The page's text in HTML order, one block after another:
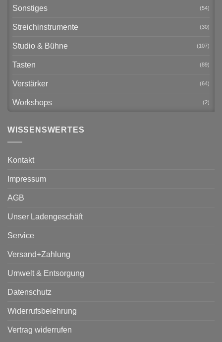
Sonstiges (54)
Streichinstrumente (30)
Studio & Bühne (107)
Tasten (89)
Verstärker (64)
Workshops (2)
WISSENSWERTES
Kontakt
Impressum
AGB
Unser Ladengeschäft
Service
Versand+Zahlung
Umwelt & Entsorgung
Datenschutz
Widerrufsbelehrung
Vertrag widerrufen